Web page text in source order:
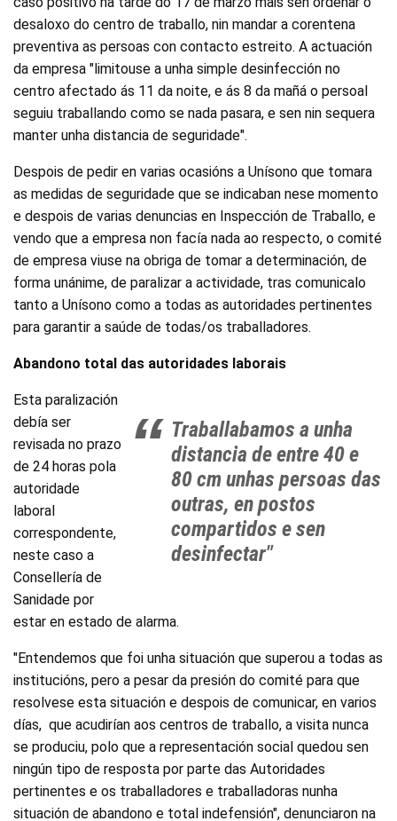
desaloxo do centro de traballo, nin mandar a corentena
preventiva as persoas con contacto estreito. A actuación
da empresa "limitouse a unha simple desinfección no
centro afectado ás 11 da noite, e ás 8 da mañá o persoal
seguiu traballando como se nada pasara, e sen nin sequera
manter unha distancia de seguridade".
Despois de pedir en varias ocasións a Unísono que tomara
as medidas de seguridade que se indicaban nese momento
e despois de varias denuncias en Inspección de Traballo, e
vendo que a empresa non facía nada ao respecto, o comité
de empresa viuse na obriga de tomar a determinación, de
forma unánime, de paralizar a actividade, tras comunicalo
tanto a Unísono como a todas as autoridades pertinentes
para garantir a saúde de todas/os traballadores.
Abandono total das autoridades laborais
Traballabamos a unha
distancia de entre 40 e
80 cm unhas persoas das
outras, en postos
compartidos e sen
desinfectar"
Esta paralización
debía ser
revisada no prazo
de 24 horas pola
autoridade
laboral
correspondente,
neste caso a
Consellería de
Sanidade por
estar en estado de alarma.
"Entendemos que foi unha situación que superou a todas as
institucións, pero a pesar da presión do comité para que
resolvese esta situación e despois de comunicar, en varios
días, que acudirían aos centros de traballo, a visita nunca
se produciu, polo que a representación social quedou sen
ningún tipo de resposta por parte das Autoridades
pertinentes e os traballadores e traballadoras nunha
situación de abandono e total indefensión", denunciaron na